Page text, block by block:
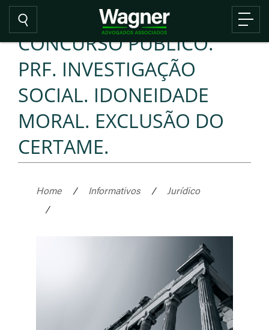
CONCURSO PÚBLICO.
PRF. INVESTIGAÇÃO
SOCIAL. IDONEIDADE
MORAL. EXCLUSÃO DO
CERTAME.
Home / Informativos /
Jurídico
/